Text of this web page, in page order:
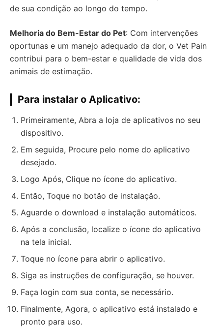
de sua condição ao longo do tempo.
Melhoria do Bem-Estar do Pet: Com intervenções
oportunas e um manejo adequado da dor, o Vet Pain
contribui para o bem-estar e qualidade de vida dos
animais de estimação.
Para instalar o Aplicativo:
Primeiramente, Abra a loja de aplicativos no seu
dispositivo.
Em seguida, Procure pelo nome do aplicativo
desejado.
Logo Após, Clique no ícone do aplicativo.
Então, Toque no botão de instalação.
Aguarde o download e instalação automáticos.
Após a conclusão, localize o ícone do aplicativo
na tela inicial.
Toque no ícone para abrir o aplicativo.
Siga as instruções de configuração, se houver.
Faça login com sua conta, se necessário.
Finalmente, Agora, o aplicativo está instalado e
pronto para uso.